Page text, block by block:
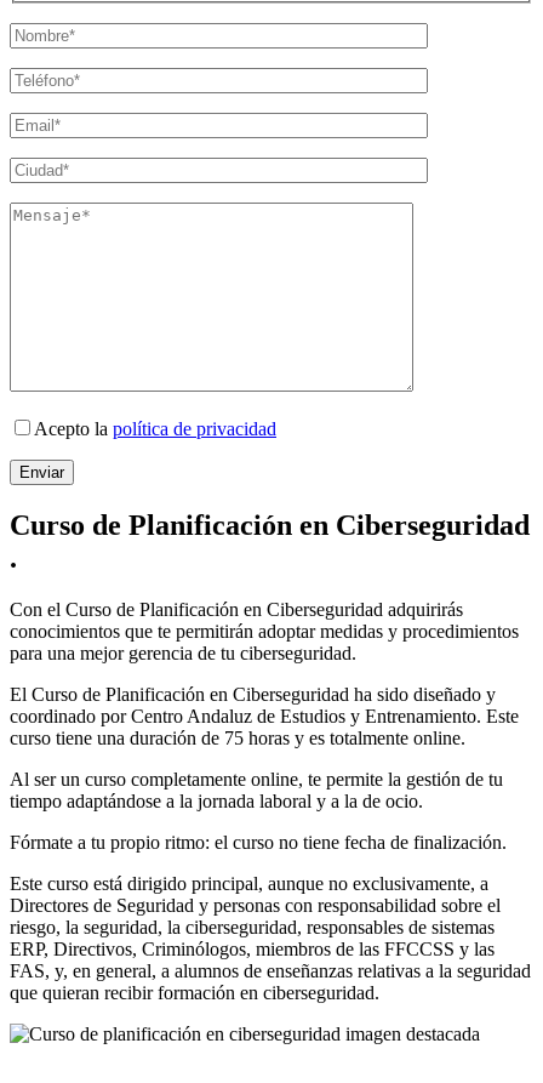
Acepto la política de privacidad
Curso de Planificación en Ciberseguridad​
.
Con el Curso de Planificación en Ciberseguridad adquirirás
conocimientos que te permitirán adoptar medidas y procedimientos
para una mejor gerencia de tu ciberseguridad.
El Curso de Planificación en Ciberseguridad ha sido diseñado y
coordinado por Centro Andaluz de Estudios y Entrenamiento. Este
curso tiene una duración de 75 horas y es totalmente online.
Al ser un curso completamente online, te permite la gestión de tu
tiempo adaptándose a la jornada laboral y a la de ocio.
Fórmate a tu propio ritmo: el curso no tiene fecha de finalización.
Este curso está dirigido principal, aunque no exclusivamente, a
Directores de Seguridad y personas con responsabilidad sobre el
riesgo, la seguridad, la ciberseguridad, responsables de sistemas
ERP, Directivos, Criminólogos, miembros de las FFCCSS y las
FAS, y, en general, a alumnos de enseñanzas relativas a la seguridad
que quieran recibir formación en ciberseguridad.